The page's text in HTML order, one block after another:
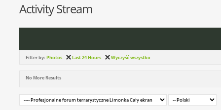
Activity Stream
Filter by:Photos Last 24 Hours Wyczyść wszystko
No More Results